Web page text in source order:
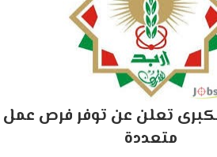
تعلن عن توفر فرص عمل
متعددة